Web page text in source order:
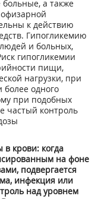
а также
к действию
Гипогликемию
и больных,
гипогликемии
пищи,
нагрузки, при
одного
при подобных
частый контроль
в крови: когда
на фоне
подвергается
инфекция или
над уровнем